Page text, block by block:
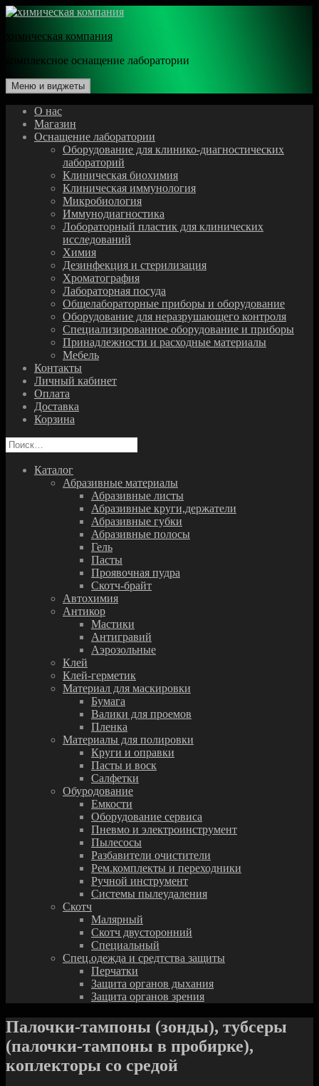
Перейти
содержимому
химическая компания
комплексное оснащение лаборатории
Меню и виджеты
О нас
Магазин
Оснащение лаборатории
Оборудование для клинико-диагностических
лабораторий
Клиническая биохимия
Клиническая иммунология
Микробиология
Иммунодиагностика
Лобораторный пластик для клинических
исследований
Химия
Дезинфекция и стерилизация
Хроматография
Лабораторная посуда
Общелабораторные приборы и оборудование
Оборудование для неразрушающего контроля
Специализированное оборудование и приборы
Принадлежности и расходные материалы
Мебель
Контакты
Личный кабинет
Оплата
Доставка
Корзина
Найти:
Каталог
Абразивные материалы
Абразивные листы
Абразивные круги,держатели
Абразивные губки
Абразивные полосы
Гель
Пасты
Проявочная пудра
Скотч-брайт
Автохимия
Антикор
Мастики
Антигравий
Аэрозольные
Клей
Клей-герметик
Материал для маскировки
Бумага
Валики для проемов
Пленка
Материалы для полировки
Круги и оправки
Пасты и воск
Салфетки
Обуродование
Емкости
Оборудование сервиса
Пневмо и электроинструмент
Пылесосы
Разбавители очистители
Рем.комплекты и переходники
Ручной инструмент
Системы пылеудаления
Скотч
Малярный
Скотч двусторонний
Специальный
Спец.одежда и средтства защиты
Перчатки
Защита органов дыхания
Защита органов зрения
Палочки-тампоны (зонды), тубсеры
(палочки-тампоны в пробирке),
коплекторы со средой